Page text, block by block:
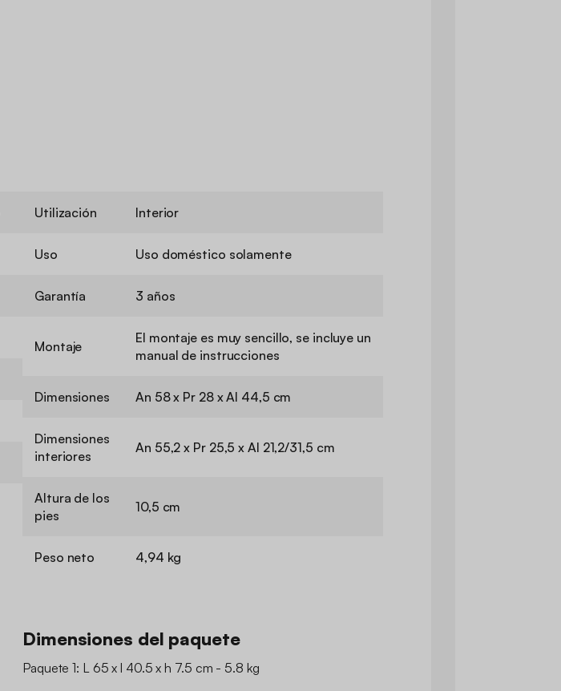
Utilización Interior
Uso Uso doméstico solamente
Garantía 3 años
Montaje
El montaje es muy sencillo, se incluye un
manual de instrucciones
Dimensiones An 58 x Pr 28 x Al 44,5 cm
Dimensiones
interiores
An 55,2 x Pr 25,5 x Al 21,2/31,5 cm
Altura de los
pies
10,5 cm
Peso neto 4,94 kg
Dimensiones del paquete
Paquete 1: L 65 x l 40.5 x h 7.5 cm - 5.8 kg